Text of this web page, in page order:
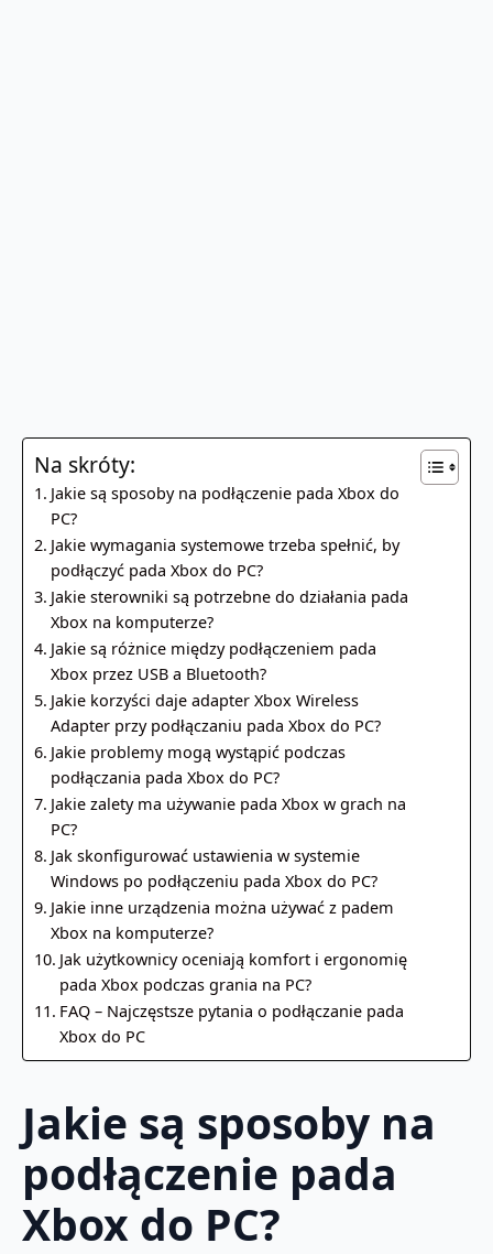
Na skróty:
Jakie są sposoby na podłączenie pada Xbox do
PC?
Jakie wymagania systemowe trzeba spełnić, by
podłączyć pada Xbox do PC?
Jakie sterowniki są potrzebne do działania pada
Xbox na komputerze?
Jakie są różnice między podłączeniem pada
Xbox przez USB a Bluetooth?
Jakie korzyści daje adapter Xbox Wireless
Adapter przy podłączaniu pada Xbox do PC?
Jakie problemy mogą wystąpić podczas
podłączania pada Xbox do PC?
Jakie zalety ma używanie pada Xbox w grach na
PC?
Jak skonfigurować ustawienia w systemie
Windows po podłączeniu pada Xbox do PC?
Jakie inne urządzenia można używać z padem
Xbox na komputerze?
Jak użytkownicy oceniają komfort i ergonomię
pada Xbox podczas grania na PC?
FAQ – Najczęstsze pytania o podłączanie pada
Xbox do PC
Jakie są sposoby na
podłączenie pada
Xbox do PC?